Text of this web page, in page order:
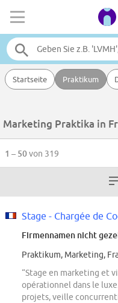
Startseite Praktikum
Marketing Praktika in
1 – 50von 319
Firmennamen nicht
Praktikum, Marketing,
“Stage en marketing et
opérationnel dans le
projets, veille